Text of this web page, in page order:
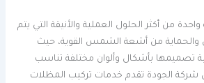
من أكثر الحلول العملية والأنيقة التي يتم
والحماية من أشعة الشمس القوية، حيث
تصميمها بأشكال وألوان مختلفة تناسب
شركة الجودة تقدم خدمات تركيب المظلات